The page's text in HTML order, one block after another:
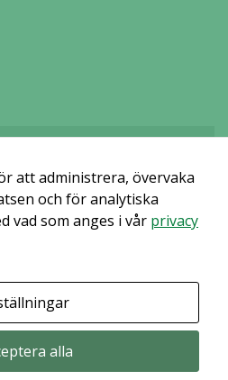
hindrar dig från att se detta
avstängt.
att administrera, övervaka
och för analytiska
vad som anges i vår privacy
alla